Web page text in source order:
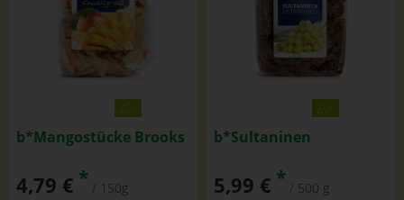
b*Mangostücke Brooks
4,79 € * / 150g
b*Sultaninen
5,99 € * / 500 g